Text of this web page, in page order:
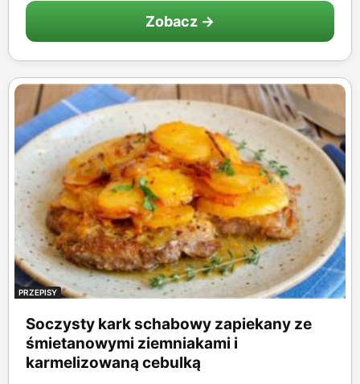
Zobacz →
PRZEPISY
Soczysty kark schabowy zapiekany ze
śmietanowymi ziemniakami i
karmelizowaną cebulką